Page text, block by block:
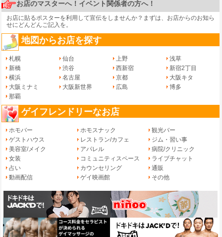
お店のマスターへ！イベント関係者の方へ！
お店に貼るポスターを利用して宣伝をしませんか？まずは、 お店からのお知ら
せにどんどんご記入を。
地図からお店を探す
札幌 仙台 上野
浅草
新橋
渋谷 西新宿
新宿2丁目
横浜
名古屋 京都
大阪キタ
大阪ミナミ
大阪新世界 広島
博多
那覇
ゲイフレンドリーなお店
ホモバー ホモスナック
観光バー
ゲストハウス
レストラン/カフェ
ジム・習い事
美容室/メイク
アパレル
病院/クリニック
女装
コミュニティスペース
ライブチャット
占い
カウンセリング
通販
動画配信
ゲイ映画館 その他